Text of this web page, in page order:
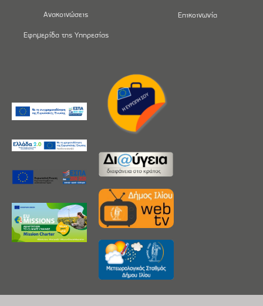
Ανακοινώσεις
Εφημερίδα της Υπηρεσίας
Επικοινωνία